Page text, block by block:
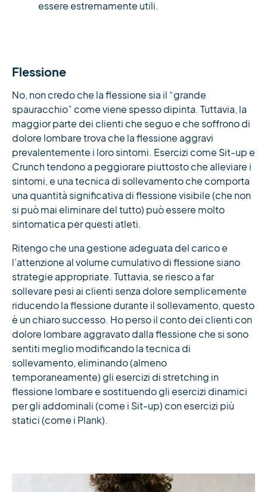
essere estremamente utili.
Flessione
No, non credo che la flessione sia il “grande
spauracchio” come viene spesso dipinta. Tuttavia, la
maggior parte dei clienti che seguo e che soffrono di
dolore lombare trova che la flessione aggravi
prevalentemente i loro sintomi. Esercizi come Sit-up e
Crunch tendono a peggiorare piuttosto che alleviare i
sintomi, e una tecnica di sollevamento che comporta
una quantità significativa di flessione visibile (che non
si può mai eliminare del tutto) può essere molto
sintomatica per questi atleti.
Ritengo che una gestione adeguata del carico e
l’attenzione al volume cumulativo di flessione siano
strategie appropriate. Tuttavia, se riesco a far
sollevare pesi ai clienti senza dolore semplicemente
riducendo la flessione durante il sollevamento, questo
è un chiaro successo. Ho perso il conto dei clienti con
dolore lombare aggravato dalla flessione che si sono
sentiti meglio modificando la tecnica di
sollevamento, eliminando (almeno
temporaneamente) gli esercizi di stretching in
flessione lombare e sostituendo gli esercizi dinamici
per gli addominali (come i Sit-up) con esercizi più
statici (come i Plank).